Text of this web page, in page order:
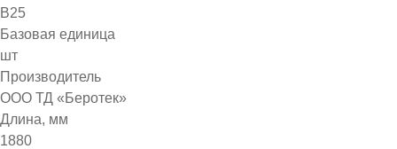
B25
Базовая единица
шт
Производитель
ООО ТД «Беротек»
Длина, мм
1880